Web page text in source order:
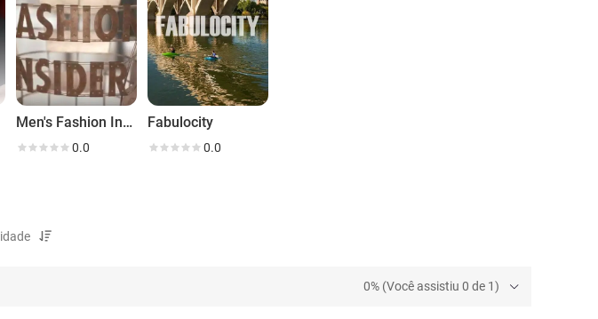
Men's Fashion Insider
0.0
Fabulocity
0.0
0% (Você assistiu 0 de 1)